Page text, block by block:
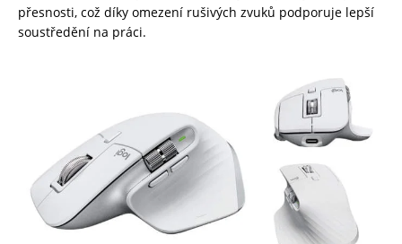
přesnosti, což díky omezení rušivých zvuků podporuje lepší
soustředění na práci.